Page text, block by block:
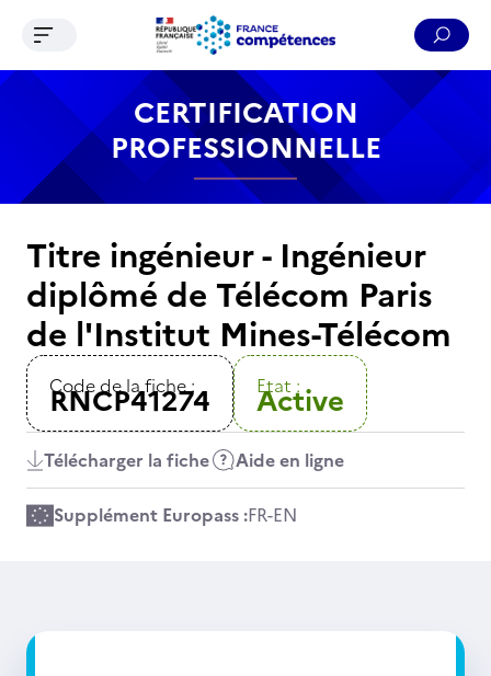
Contenu Recherche Menu Pied de page
Ouvrir le menu de navigation
CERTIFICATION
PROFESSIONNELLE
Titre ingénieur - Ingénieur
diplômé de Télécom Paris
de l'Institut Mines-Télécom
Code de la fiche :
RNCP41274 Etat :
Active
Télécharger la fiche Aide en ligne
Supplément Europass :FR-EN